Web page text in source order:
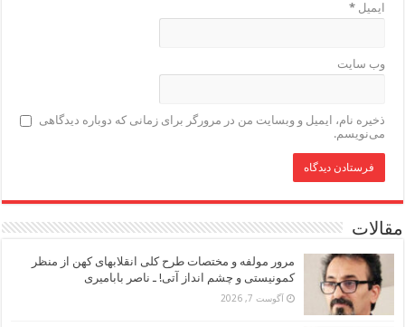
ایمیل*
وب‌ سایت
ذخیره نام، ایمیل و وبسایت من در مرورگر برای زمانی که دوباره دیدگاهی
می‌نویسم.
مقالات
مرور مولفه و مختصات طرح کلی انقلابهای کهن از منظر
کمونیستی و چشم انداز آتی! ـ ناصر بابامیری
آگوست 7, 2026